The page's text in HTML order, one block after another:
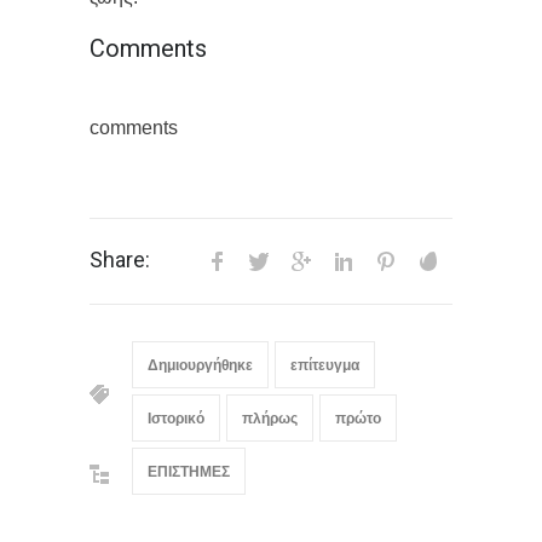
Comments
comments
Share:
Δημιουργήθηκε επίτευγμα
Ιστορικό πλήρως πρώτο
ΕΠΙΣΤΗΜΕΣ